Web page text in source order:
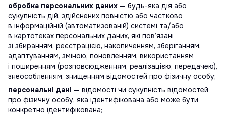
обробка персональних даних — будь-яка дія або
сукупність дій, здійснених повністю або частково
в інформаційній (автоматизованій) системі та/або
в картотеках персональних даних, які пов’язані
зі збиранням, реєстрацією, накопиченням, зберіганням,
адаптуванням, зміною, поновленням, використанням
і поширенням (розповсюдженням, реалізацією, передачею),
знеособленням, знищенням відомостей про фізичну особу;
персональні дані — відомості чи сукупність відомостей
про фізичну особу, яка ідентифікована або може бути
конкретно ідентифікована;